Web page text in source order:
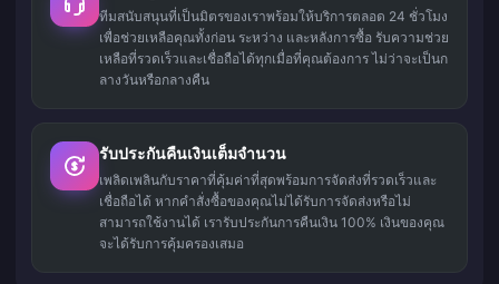
ทีมสนับสนุนที่เป็นมิตรของเราพร้อมให้บริการตลอด 24 ชั่วโมง
เพื่อช่วยเหลือคุณทั้งก่อน ระหว่าง และหลังการซื้อ รับความช่วย
เหลือที่รวดเร็วและเชื่อถือได้ทุกเมื่อที่คุณต้องการ ไม่ว่าจะเป็นก
ลางวันหรือกลางคืน
รับประกันคืนเงินเต็มจำนวน
เพลิดเพลินกับราคาที่คุ้มค่าที่สุดพร้อมการจัดส่งที่รวดเร็วและ
เชื่อถือได้ หากคำสั่งซื้อของคุณไม่ได้รับการจัดส่งหรือไม่
สามารถใช้งานได้ เรารับประกันการคืนเงิน 100% เงินของคุณ
จะได้รับการคุ้มครองเสมอ